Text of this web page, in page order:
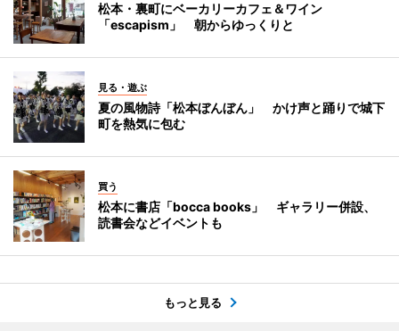
松本・裏町にベーカリーカフェ＆ワイン
「escapism」 朝からゆっくりと
見る・遊ぶ
夏の風物詩「松本ぼんぼん」 かけ声と踊りで城下
町を熱気に包む
買う
松本に書店「bocca books」 ギャラリー併設、
読書会などイベントも
もっと見る